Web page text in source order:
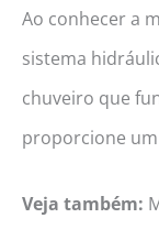
Ao conhecer a
sistema
chuveiro que
proporcione
Veja também: